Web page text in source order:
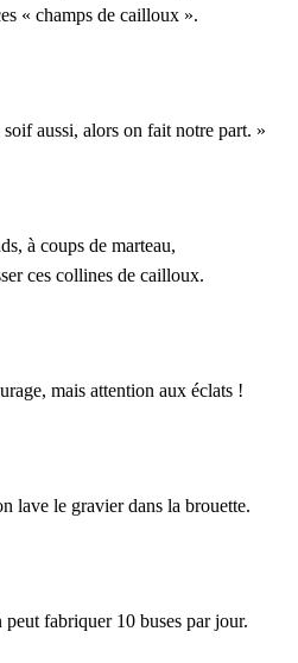
« champs de cailloux ».
aussi, alors on fait notre part. »
à coups de marteau,
ces collines de cailloux.
mais attention aux éclats !
lave le gravier dans la brouette.
peut fabriquer 10 buses par jour.